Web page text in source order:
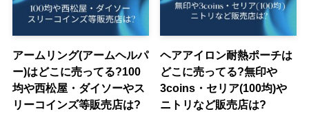
アームリング(アームヘルパ
ー)はどこに売ってる?100
均や西松屋・ダイソーやス
リーコインズ等販売店は?
ヘアアイロン耐熱ポーチは
どこに売ってる?無印や
3coins・セリア(100均)や
ニトリなど販売店は?